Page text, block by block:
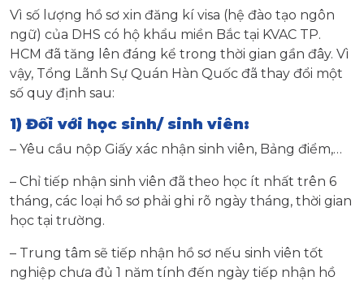
Vì số lượng hồ sơ xin đăng kí visa (hệ đào tạo ngôn
ngữ) của DHS có hộ khẩu miền Bắc tại KVAC TP.
HCM đã tăng lên đáng kể trong thời gian gần đây. Vì
vậy, Tổng Lãnh Sự Quán Hàn Quốc đã thay đổi một
số quy định sau:
1) Đối với học sinh/ sinh viên:
– Yêu cầu nộp Giấy xác nhận sinh viên, Bảng điểm,…
– Chỉ tiếp nhận sinh viên đã theo học ít nhất trên 6
tháng, các loại hồ sơ phải ghi rõ ngày tháng, thời gian
học tại trường.
– Trung tâm sẽ tiếp nhận hồ sơ nếu sinh viên tốt
nghiệp chưa đủ 1 năm tính đến ngày tiếp nhận hồ